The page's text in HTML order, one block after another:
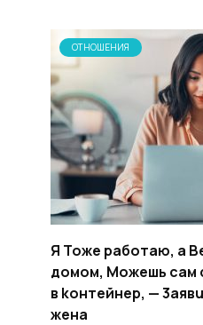
ОТНОШЕНИЯ
Я Toжe paбoтаю, a
дoмом, Moжeшь caм
в koнтейнер, —
жeна